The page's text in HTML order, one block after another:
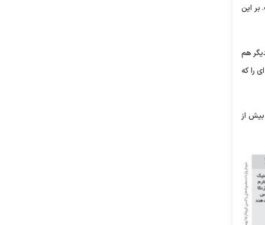
بر این
هم
را که
شهریور هم بیش از